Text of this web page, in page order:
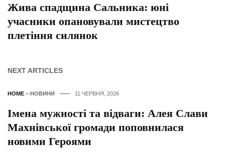
Жива спадщина Сальника: юні
учасники опановували мистецтво
плетіння силянок
NEXT ARTICLES
HOME > НОВИНИ 11 ЧЕРВНЯ, 2026
Імена мужності та відваги: Алея Слави
Махнівської громади поповнилася
новими Героями